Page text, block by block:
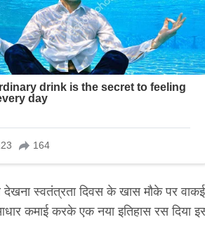
स्वतंत्रता दिवस के खास मौके पर वाकई
कमाई करके एक नया इतिहास रस